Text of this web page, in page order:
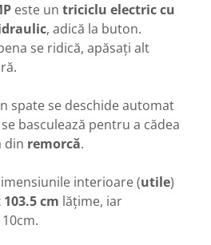
este un triciclu electric cu
, adică la buton.
se ridică, apăsați alt
spate se deschide automat
basculează pentru a cădea
din remorcă.
interioare (utile)
103.5 cm lățime, iar